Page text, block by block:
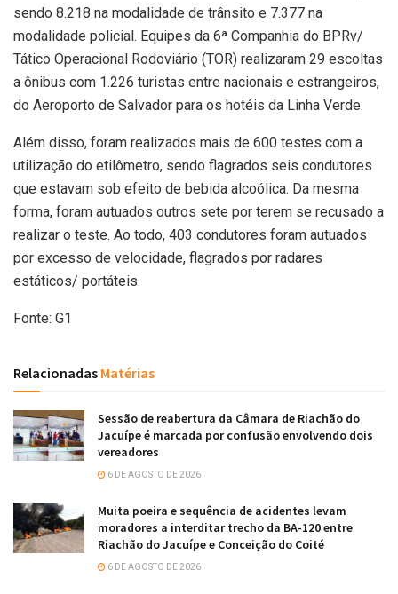
sendo 8.218 na modalidade de trânsito e 7.377 na
modalidade policial. Equipes da 6ª Companhia do BPRv/
Tático Operacional Rodoviário (TOR) realizaram 29 escoltas
a ônibus com 1.226 turistas entre nacionais e estrangeiros,
do Aeroporto de Salvador para os hotéis da Linha Verde.
Além disso, foram realizados mais de 600 testes com a
utilização do etilômetro, sendo flagrados seis condutores
que estavam sob efeito de bebida alcoólica. Da mesma
forma, foram autuados outros sete por terem se recusado a
realizar o teste. Ao todo, 403 condutores foram autuados
por excesso de velocidade, flagrados por radares
estáticos/ portáteis.
Fonte: G1
Relacionadas Matérias
Sessão de reabertura da Câmara de Riachão do
Jacuípe é marcada por confusão envolvendo dois
vereadores
6 DE AGOSTO DE 2026
Muita poeira e sequência de acidentes levam
moradores a interditar trecho da BA-120 entre
Riachão do Jacuípe e Conceição do Coité
6 DE AGOSTO DE 2026